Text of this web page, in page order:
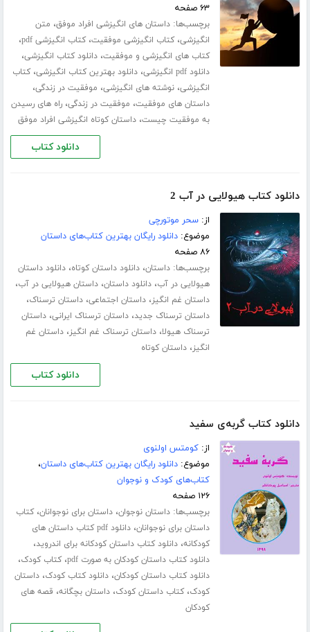
۶۳ صفحه
برچسب‌ها:داستان های انگیزشی افراد موفق، متن
انگیزشی،کتاب انگیزشی موفقیت،کتاب انگیزشی pdf ،
کتاب های انگیزشی و موفقیت،دانلود کتاب انگیزشی،
دانلود pdf انگیزشی ،دانلود بهترین کتاب انگیزشی،کتاب
انگیزشی،نوشته های انگیزشی، موفقیت در زندگی،
داستان های موفقیت، موفقیت در زندگی،راه های رسیدن
به موفقیت چیست،داستان کوتاه انگیزشی افراد موفق
دانلود کتاب
دانلود کتاب هیولایی در آب 2
از:سحر موتورچی
موضوع:دانلود رایگان بهترین کتاب‌های داستان
۸۶ صفحه
برچسب‌ها:داستان،دانلود داستان کوتاه،دانلود داستان
هیولایی در آب،دانلود داستان،داستان هیولایی در آب،
داستان غم انگیز،داستان اجتماعی،داستان ترسناک،
داستان ترسناک جدید،داستان ترسناک ایرانی،داستان
ترسناک هیولا،داستان ترسناک غم انگیز،داستان غم
انگیز،داستان کوتاه
دانلود کتاب
دانلود کتاب گربه‌ی سفید
از:کومتس اولنوی
موضوع:دانلود رایگان بهترین کتاب‌های داستان،
کتاب‌های کودک و نوجوان
۱۲۶ صفحه
برچسب‌ها:داستان نوجوان،داستان برای نوجوانان،کتاب
داستان برای نوجوانان،
دانلود pdf کتاب داستان های
کودکانه،دانلود کتاب داستان کودکانه برای اندروید،
دانلود کتاب داستان کودکان به صورت pdf ،کتاب کودک،
دانلود کتاب داستان کودکان،دانلود کتاب کودک،داستان
کودک،کتاب داستان کودک،داستان بچگانه، قصه های
کودکان